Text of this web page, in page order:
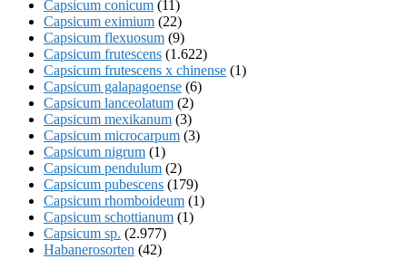
Capsicum conicum (11)
Capsicum eximium (22)
Capsicum flexuosum (9)
Capsicum frutescens (1.622)
Capsicum frutescens x chinense (1)
Capsicum galapagoense (6)
Capsicum lanceolatum (2)
Capsicum mexikanum (3)
Capsicum microcarpum (3)
Capsicum nigrum (1)
Capsicum pendulum (2)
Capsicum pubescens (179)
Capsicum rhomboideum (1)
Capsicum schottianum (1)
Capsicum sp. (2.977)
Habanerosorten (42)